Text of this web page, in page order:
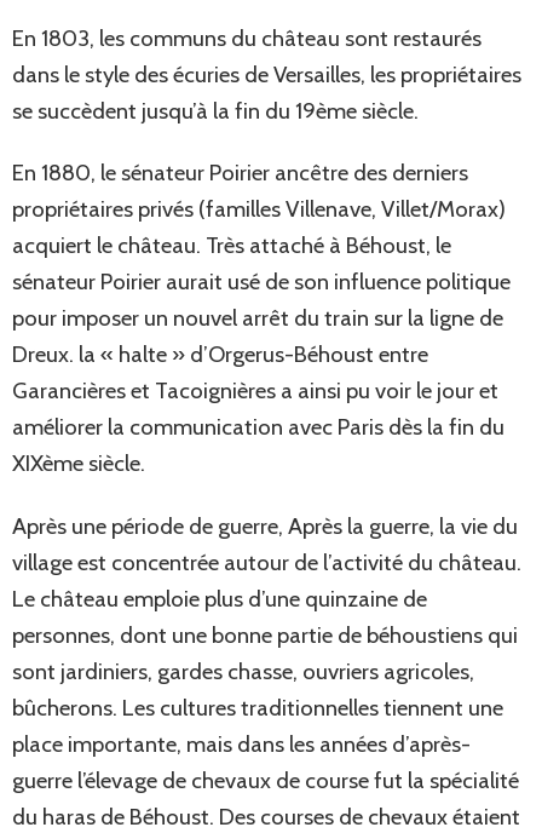
En 1803, les communs du château sont restaurés
dans le style des écuries de Versailles, les propriétaires
se succèdent jusqu’à la fin du 19ème siècle.
En 1880, le sénateur Poirier ancêtre des derniers
propriétaires privés (familles Villenave, Villet/Morax)
acquiert le château. Très attaché à Béhoust, le
sénateur Poirier aurait usé de son influence politique
pour imposer un nouvel arrêt du train sur la ligne de
Dreux. la « halte » d’Orgerus-Béhoust entre
Garancières et Tacoignières a ainsi pu voir le jour et
améliorer la communication avec Paris dès la fin du
XIXème siècle.
Après une période de guerre, Après la guerre, la vie du
village est concentrée autour de l’activité du château.
Le château emploie plus d’une quinzaine de
personnes, dont une bonne partie de béhoustiens qui
sont jardiniers, gardes chasse, ouvriers agricoles,
bûcherons. Les cultures traditionnelles tiennent une
place importante, mais dans les années d’après-
guerre l’élevage de chevaux de course fut la spécialité
du haras de Béhoust. Des courses de chevaux étaient